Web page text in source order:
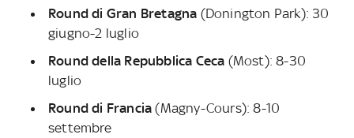
Round di Gran Bretagna (Donington Park): 30
giugno-2 luglio
Round della Repubblica Ceca (Most): 8-30
luglio
Round di Francia(Magny-Cours): 8-10
settembre